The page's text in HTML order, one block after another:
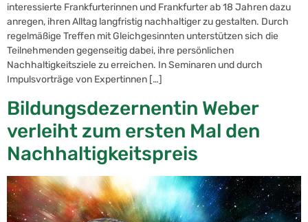
interessierte Frankfurterinnen und Frankfurter ab 18 Jahren dazu
anregen, ihren Alltag langfristig nachhaltiger zu gestalten. Durch
regelmäßige Treffen mit Gleichgesinnten unterstützen sich die
Teilnehmenden gegenseitig dabei, ihre persönlichen
Nachhaltigkeitsziele zu erreichen. In Seminaren und durch
Impulsvorträge von Expertinnen […]
Bildungsdezernentin Weber
verleiht zum ersten Mal den
Nachhaltigkeitspreis